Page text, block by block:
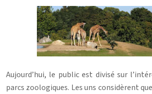
Aujourd’hui, le public est divisé sur
parcs zoologiques. Les uns considèrent